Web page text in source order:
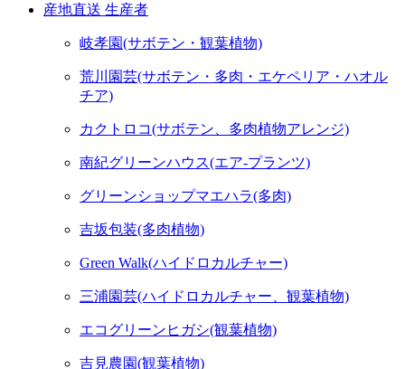
産地直送 生産者
岐孝園(サボテン・観葉植物)
荒川園芸(サボテン・多肉・エケペリア・ハオル
チア)
カクトロコ(サボテン、多肉植物アレンジ)
南紀グリーンハウス(エア-プランツ)
グリーンショップマエハラ(多肉)
吉坂包装(多肉植物)
Green Walk(ハイドロカルチャー)
三浦園芸(ハイドロカルチャー、観葉植物)
エコグリーンヒガシ(観葉植物)
吉見農園(観葉植物)